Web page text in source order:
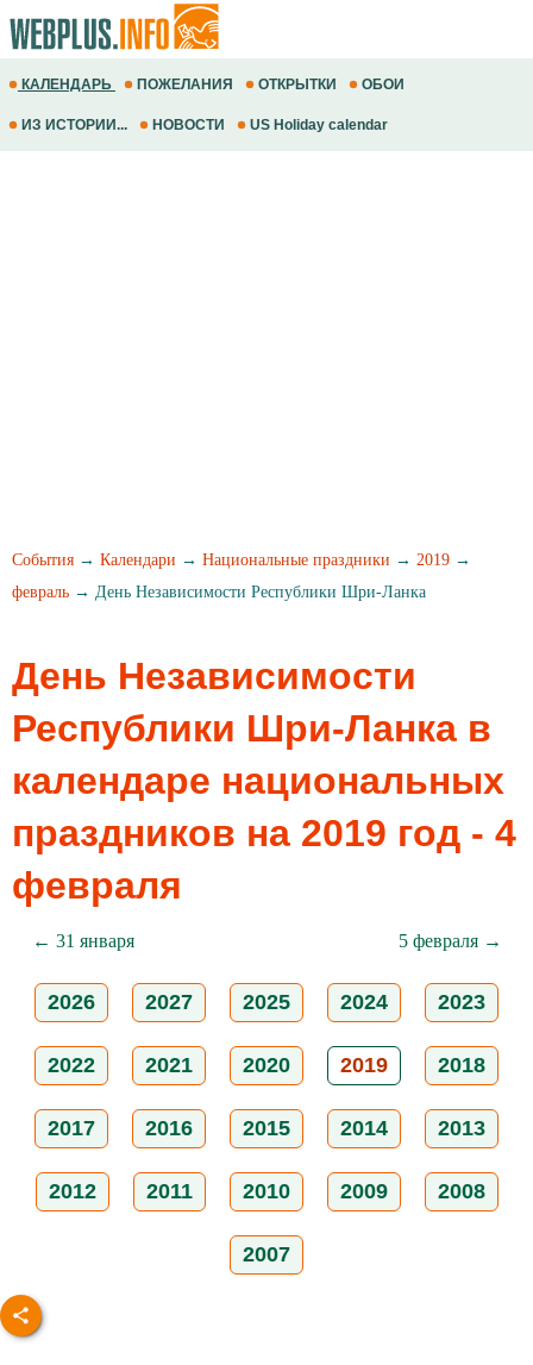
КАЛЕНДАРЬ ПОЖЕЛАНИЯ ОТКРЫТКИ ОБОИ
ИЗ ИСТОРИИ... НОВОСТИ US Holiday calendar
События → Календари → Национальные праздники → 2019 →
февраль → День Независимости Республики Шри-Ланка
День Независимости
Республики Шри-Ланка в
календаре национальных
праздников на 2019 год - 4
февраля
← 31 января 5 февраля →
2026 2027 2025 2024 2023
2022 2021 2020 2019 2018
2017 2016 2015 2014 2013
2012 2011 2010 2009 2008
2007